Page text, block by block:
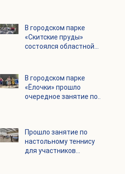
настольными играми
В городском парке
«Скитские пруды»
состоялся областной
В городском парке
«Ёлочки» прошло
очередное занятие по
Прошло занятие по
настольному теннису
для участников